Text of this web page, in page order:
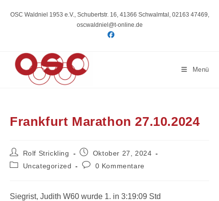
InhaltOSC Waldniel 1953 e.V., Schubertstr. 16, 41366 Schwalmtal, 02163 47469,
oscwaldniel@t-online.de
Menü
Frankfurt Marathon 27.10.2024
Beitrags-
Autor:
Rolf Strickling
Beitrag
veröffentlicht:
Oktober 27, 2024
Beitrags-Uncategorized
Beitrags-
0 Kommentare
Siegrist, Judith W60 wurde 1. in 3:19:09 Std